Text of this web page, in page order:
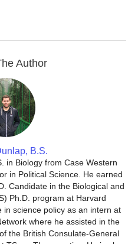
Author
B.S.
in Biology from Case Western
in Political Science. He earned
Candidate in the Biological and
Ph.D. program at Harvard
in science policy as an intern at
where he assisted in the
the British Consulate-General